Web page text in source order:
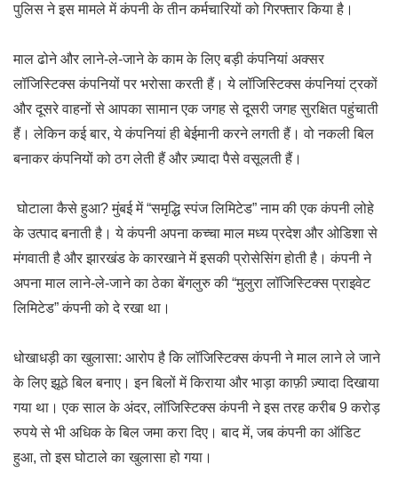
पुलिस ने इस मामले में कंपनी के तीन कर्मचारियों को गिरफ्तार किया है।
माल ढोने और लाने-ले-जाने के काम के लिए बड़ी कंपनियां अक्सर
लॉजिस्टिक्स कंपनियों पर भरोसा करती हैं। ये लॉजिस्टिक्स कंपनियां ट्रकों
और दूसरे वाहनों से आपका सामान एक जगह से दूसरी जगह सुरक्षित पहुंचाती
हैं। लेकिन कई बार, ये कंपनियां ही बेईमानी करने लगती हैं। वो नकली बिल
बनाकर कंपनियों को ठग लेती हैं और ज़्यादा पैसे वसूलती हैं।
घोटाला कैसे हुआ? मुंबई में “समृद्धि स्पंज लिमिटेड” नाम की एक कंपनी लोहे
के उत्पाद बनाती है। ये कंपनी अपना कच्चा माल मध्य प्रदेश और ओडिशा से
मंगवाती है और झारखंड के कारखाने में इसकी प्रोसेसिंग होती है। कंपनी ने
अपना माल लाने-ले-जाने का ठेका बेंगलुरु की “मुलुरा लॉजिस्टिक्स प्राइवेट
लिमिटेड” कंपनी को दे रखा था।
धोखाधड़ी का खुलासा: आरोप है कि लॉजिस्टिक्स कंपनी ने माल लाने ले जाने
के लिए झूठे बिल बनाए। इन बिलों में किराया और भाड़ा काफ़ी ज़्यादा दिखाया
गया था। एक साल के अंदर, लॉजिस्टिक्स कंपनी ने इस तरह करीब 9 करोड़
रुपये से भी अधिक के बिल जमा करा दिए। बाद में, जब कंपनी का ऑडिट
हुआ, तो इस घोटाले का खुलासा हो गया।